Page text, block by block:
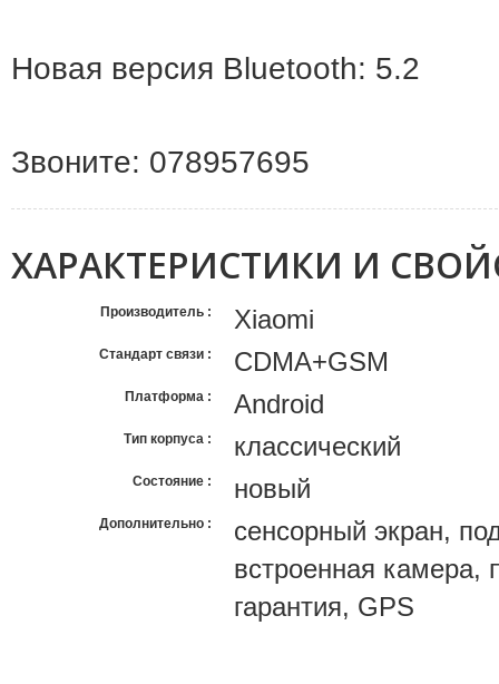
Новая версия Bluetooth: 5.2
Звоните: 078957695
ХАРАКТЕРИСТИКИ И
Производитель Xiaomi
Стандарт связи CDMA+GSM
Платформа Android
Тип корпуса классический
Состояние новый
Дополнительно
сенсорный экран,
встроенная камера,
гарантия, GPS